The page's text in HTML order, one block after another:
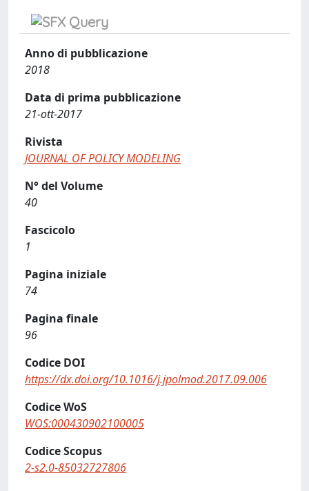
Anno di pubblicazione
2018
Data di prima pubblicazione
21-ott-2017
Rivista
JOURNAL OF POLICY MODELING
N° del Volume
40
Fascicolo
1
Pagina iniziale
74
Pagina finale
96
Codice DOI
https://dx.doi.org/10.1016/j.jpolmod.2017.09.006
Codice WoS
WOS:000430902100005
Codice Scopus
2-s2.0-85032727806